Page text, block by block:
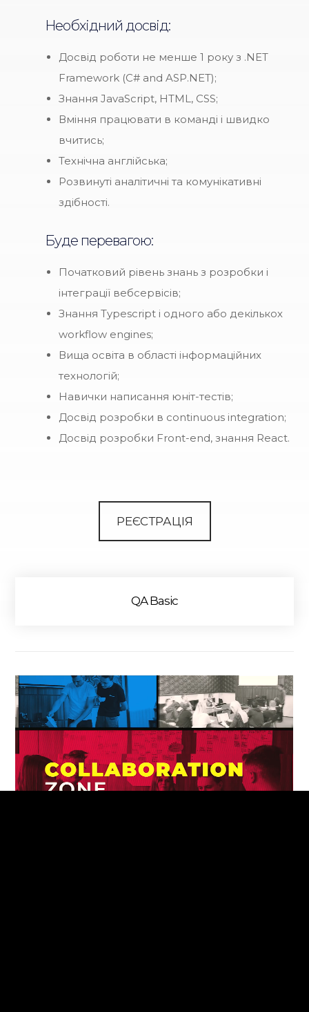
Необхідний досвід:
Досвід роботи не менше 1 року з .NET
Framework (C# and ASP.NET);
Знання JavaScript, HTML, CSS;
Вміння працювати в команді і швидко
вчитись;
Технічна англійська;
Розвинуті аналітичні та комунікативні
здібності.
Буде перевагою:
Початковий рівень знань з розробки і
інтеграції вебсервісів;
Знання Typescript і одного або декількох
workflow engines;
Вища освіта в області інформаційних
технологій;
Навички написання юніт-тестів;
Досвід розробки в continuous integration;
Досвід розробки Front-end, знання React.
РЕЄСТРАЦІЯ
QA Basic